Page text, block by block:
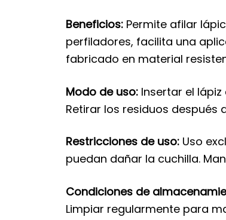
Beneficios:Permite afilar
perfiladores, facilita una
fabricado en material
Modo de uso:Insertar el lápiz
Retirar los residuos
Restricciones de uso:Uso
puedan dañar la cuchilla.
Condiciones de
Limpiar regularmente para